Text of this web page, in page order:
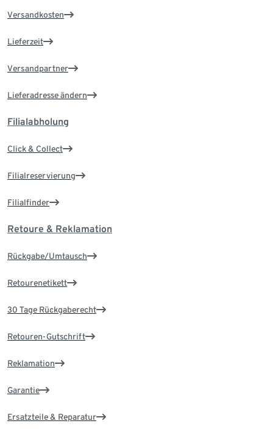
Versandkosten
Lieferzeit
Versandpartner
Lieferadresse ändern
Filialabholung
Click & Collect
Filialreservierung
Filialfinder
Retoure & Reklamation
Rückgabe/Umtausch
Retourenetikett
30 Tage Rückgaberecht
Retouren-Gutschrift
Reklamation
Garantie
Ersatzteile & Reparatur